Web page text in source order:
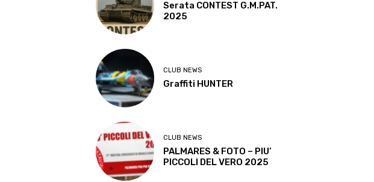
Serata CONTEST G.M.PAT.
2025
CLUB NEWS
Graffiti HUNTER
CLUB NEWS
PALMARES & FOTO – PIU’
PICCOLI DEL VERO 2025